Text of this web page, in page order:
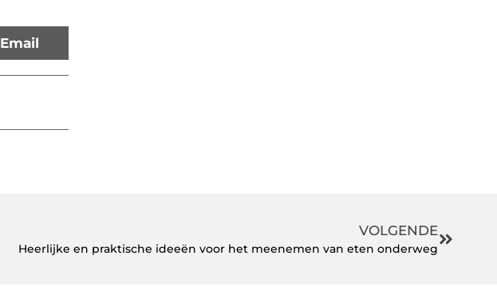
Email
VOLGENDE
Heerlijke en praktische ideeën voor het meenemen van eten onderweg